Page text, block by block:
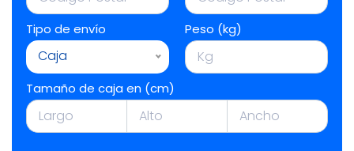
Tipo de envío
Caja
Peso (kg)
Tamaño de caja en (cm)